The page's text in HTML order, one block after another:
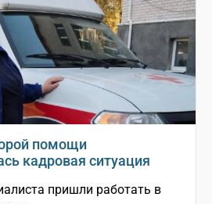
помощи
кадровая ситуация
пришли работать в